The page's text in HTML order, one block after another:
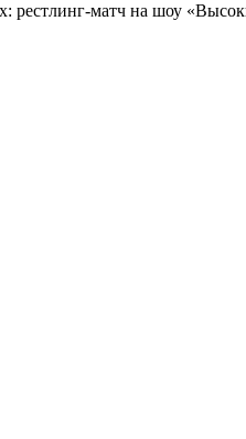
рестлинг-матч на шоу